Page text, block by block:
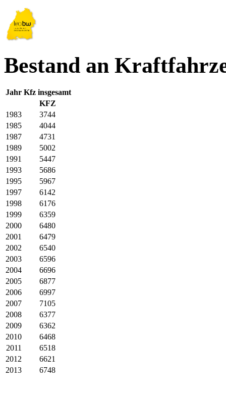
Bestand an
Jahr Kfz insgesamt
KFZ
1983
3744
1985
4044
1987
4731
1989
5002
1991
5447
1993
5686
1995
5967
1997
6142
1998
6176
1999
6359
2000
6480
2001
6479
2002
6540
2003
6596
2004
6696
2005
6877
2006
6997
2007
7105
2008
6377
2009
6362
2010
6468
2011
6518
2012
6621
2013
6748